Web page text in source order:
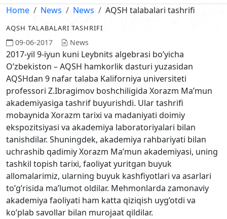
Home News News AQSH talabalari tashrifi
AQSH TALABALARI TASHRIFI
09-06-2017 News
2017-yil 9-iyun kuni Leybnits algebrasi bo’yicha
O’zbekiston – AQSH hamkorlik dasturi yuzasidan
AQSHdan 9 nafar talaba Kaliforniya universiteti
professori Z.Ibragimov boshchiligida Xorazm Ma’mun
akademiyasiga tashrif buyurishdi. Ular tashrifi
mobaynida Xorazm tarixi va madaniyati doimiy
ekspozitsiyasi va akademiya laboratoriyalari bilan
tanishdilar. Shuningdek, akademiya rahbariyati bilan
uchrashib qadimiy Xorazm Ma’mun akademiyasi, uning
tashkil topish tarixi, faoliyat yuritgan buyuk
allomalarimiz, ularning buyuk kashfiyotlari va asarlari
to’g’risida ma’lumot oldilar. Mehmonlarda zamonaviy
akademiya faoliyati ham katta qiziqish uyg’otdi va
ko’plab savollar bilan murojaat qildilar.